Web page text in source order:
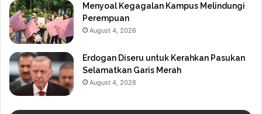
Menyoal Kegagalan Kampus Melindungi
Perempuan
August 4, 2026
Erdogan Diseru untuk Kerahkan Pasukan
Selamatkan Garis Merah
August 4, 2026